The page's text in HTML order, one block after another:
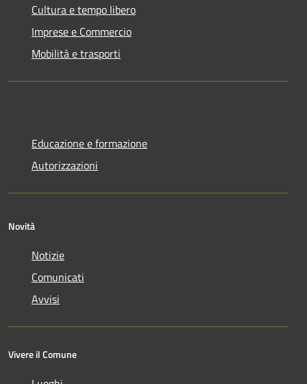
Cultura e tempo libero
Imprese e Commercio
Mobilità e trasporti
Educazione e formazione
Autorizzazioni
Novità
Notizie
Comunicati
Avvisi
Vivere il Comune